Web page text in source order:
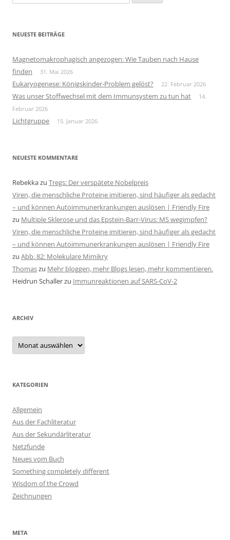
nach:
NEUESTE BEITRÄGE
Magnetomakrophagisch angezogen: Wie Tauben nach Hause
finden
31. Mai 2026
Eukaryogenese: Königskinder-Problem gelöst? 22. Februar 2026
Was unser Stoffwechsel mit dem Immunsystem zu tun hat
14.
Februar 2026
Lichtgruppe 15. Januar 2026
NEUESTE KOMMENTARE
Rebekkazu Tregs: Der verspätete Nobelpreis
Viren, die menschliche Proteine imitieren, sind häufiger als gedacht
– und können Autoimmunerkrankungen auslösen | Friendly Fire
zu Multiple Sklerose und das Epstein-Barr-Virus: MS wegimpfen?
Viren, die menschliche Proteine imitieren, sind häufiger als gedacht
– und können Autoimmunerkrankungen auslösen | Friendly Fire
zu Abb. 82: Molekulare Mimikry
Thomaszu Mehr bloggen, mehr Blogs lesen, mehr kommentieren.
Heidrun Schallerzu Immunreaktionen auf SARS-CoV-2
ARCHIV
Archiv
KATEGORIEN
Allgemein
Aus der Fachliteratur
Aus der Sekundärliteratur
Netzfunde
Neues vom Buch
Something completely different
Wisdom of the Crowd
Zeichnungen
META